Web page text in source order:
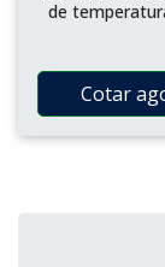
de
Cotar